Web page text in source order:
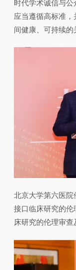
时代学术诚信与
应当遵循高标准
间健康、可持续的
北京大学第六医
接口临床研究的
床研究的伦理审查